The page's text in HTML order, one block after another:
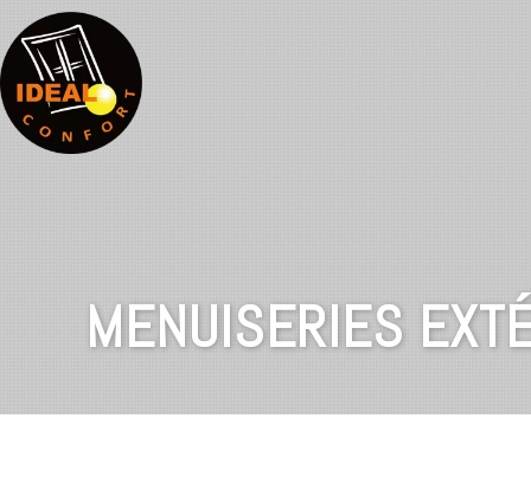
MENUISERIES